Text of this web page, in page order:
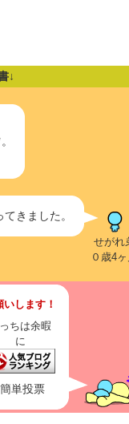
↓
きました。
せがれ
０歳4
します！
ちは余暇
に
単投票